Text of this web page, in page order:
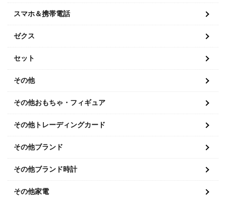
スマホ＆携帯電話
ゼクス
セット
その他
その他おもちゃ・フィギュア
その他トレーディングカード
その他ブランド
その他ブランド時計
その他家電